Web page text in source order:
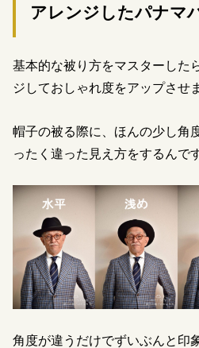
アレンジしたパナマ
基本的な被り方をマスターした
ジしておしゃれ度をアップさせ
帽子の被る際に、ほんの少し角
ったく違った見え方をするんで
角度が違うだけでずいぶんと印